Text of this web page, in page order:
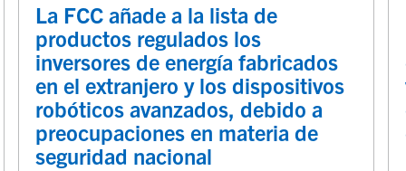
La FCC añade a la lista de
productos regulados los
inversores de energía fabricados
en el extranjero y los dispositivos
robóticos avanzados, debido a
preocupaciones en materia de
seguridad nacional